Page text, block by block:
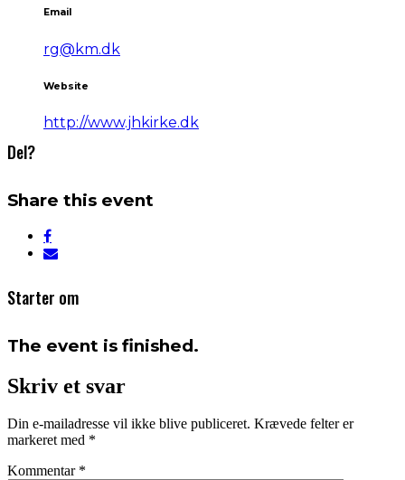
Email
rg@km.dk
Website
http://www.jhkirke.dk
Del?
Share this event
Starter om
The event is finished.
Skriv et svar
Din e-mailadresse vil ikke blive publiceret. Krævede felter er
markeret med *
Kommentar *